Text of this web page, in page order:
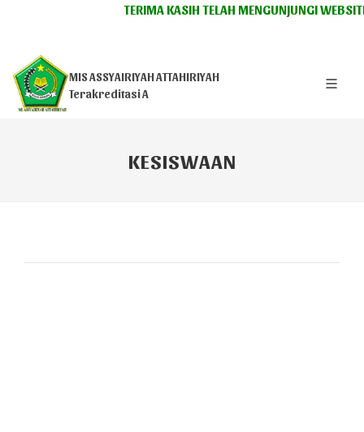
TERIMA KASIH TELAH MENGUNJUNGI
MIS ASSYAIRIYAH ATTAHIRIYAH
Terakreditasi A
KESISWAAN